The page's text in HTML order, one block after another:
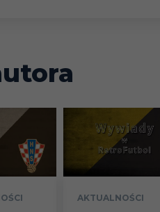
AKTUALNOŚCI